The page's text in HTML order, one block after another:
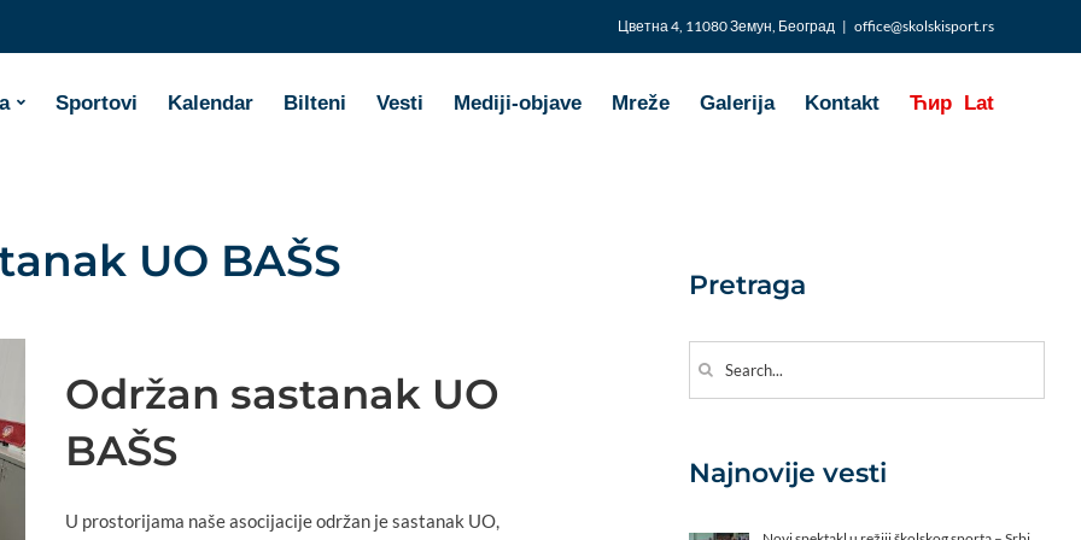
Цветна 4, 11080 Земун, Београд | office@skolskisport.rs
Sportovi Kalendar Bilteni Vesti Mediji-objave Mreže Galerija Kontakt Ћир Lat
UO BAŠS
Održan sastanak UO
BAŠS
U prostorijama naše asocijacije održan je sastanak UO,
Pretraga
for:
Najnovije vesti